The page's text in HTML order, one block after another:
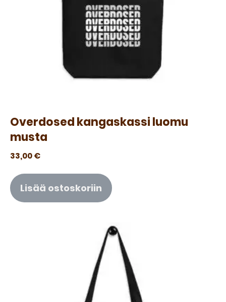
Overdosed kangaskassi luomu
musta
33,00€
Lisää ostoskoriin